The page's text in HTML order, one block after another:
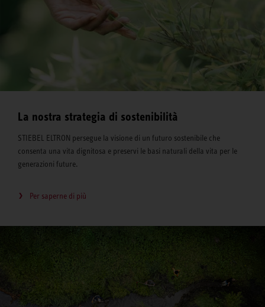
La nostra strategia di sostenibilità
STIEBEL ELTRON persegue la visione di un futuro sostenibile che
consenta una vita dignitosa e preservi le basi naturali della vita per le
generazioni future.
Per saperne di più